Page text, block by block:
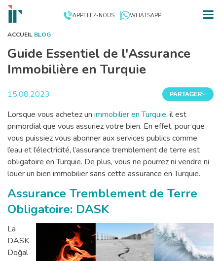
APPELEZ-NOUS WHATSAPP
ACCUEIL BLOG
Guide Essentiel de l'Assurance
Immobilière en Turquie
15.08.2023 PARTAGER
Lorsque vous achetez un immobilier en Turquie, il est
primordial que vous assuriez votre bien. En effet, pour que
vous puissiez vous abonner aux services publics comme
l’eau et l’électricité, l’assurance tremblement de terre est
obligatoire en Turquie. De plus, vous ne pourrez ni vendre ni
louer un bien immobilier sans cette assurance en Turquie.
Assurance Tremblement de Terre
Obligatoire: DASK
La
DASK-
Doğal